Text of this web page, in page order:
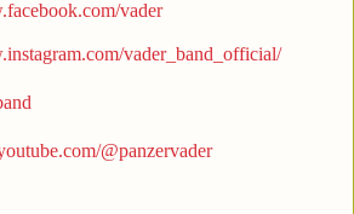
vader
vader_band_official/
@panzervader